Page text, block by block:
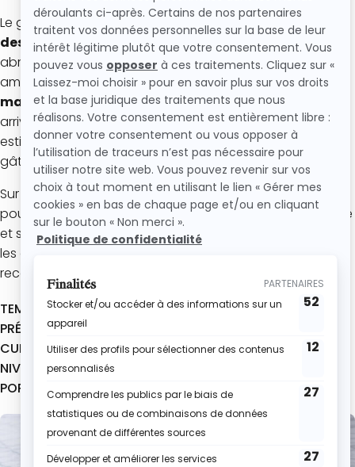
Le gâteau à l’abricot fait partie des grands classiques
des desserts d’étéfaciles et gourmands. Avec ses
abricots fondants, sa texture ultra moelleuse et ses
amandes légèrement grillées, c’estle genre de recette
maisonqu’on adore préparer dès que les beaux jours
arrivent. Que ce soit pour un goûter en famille, un brunch
estival ou un dessert léger après un barbecue, ce
gâteau aux abricots frais est toujours une valeur sûre.
Sur cette recette, je te partagetoutes mes astuces
pour réussir un gâteau à l’abricot moelleux, bien parfumé
et surtout ultra simple à faire à la maison. Et si tu aimes
les desserts fruités de saison, découvre aussi toutes mes
recettes
TEMPS TOTAL :
1h05
PRÉPARATION :
CUISSON :
50 min
NIVEAU :
PORTIONS :
6 à 8 parts